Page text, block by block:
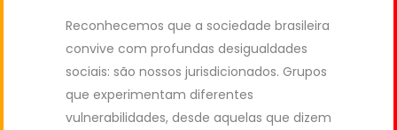
Reconhecemos que a sociedade brasileira
convive com profundas desigualdades
sociais: são nossos jurisdicionados. Grupos
que experimentam diferentes
vulnerabilidades, desde aquelas que dizem